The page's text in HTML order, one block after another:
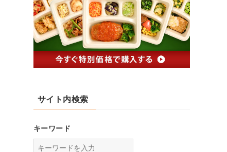
サイト内検索
キーワード